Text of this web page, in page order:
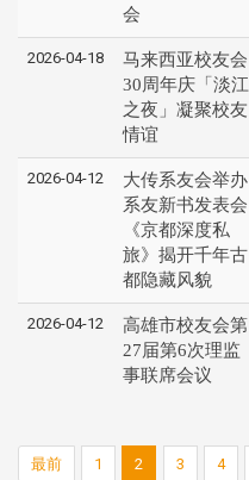
会
2026-04-18
马来西亚校友会
30周年庆「淡江
之夜」凝聚校友
情谊
2026-04-12
大传系友会举办
系友新书发表会
《京都深度私
旅》揭开千年古
都隐藏风貌
2026-04-12
高雄市校友会第
27届第6次理监
事联席会议
最前 1 2 3 4